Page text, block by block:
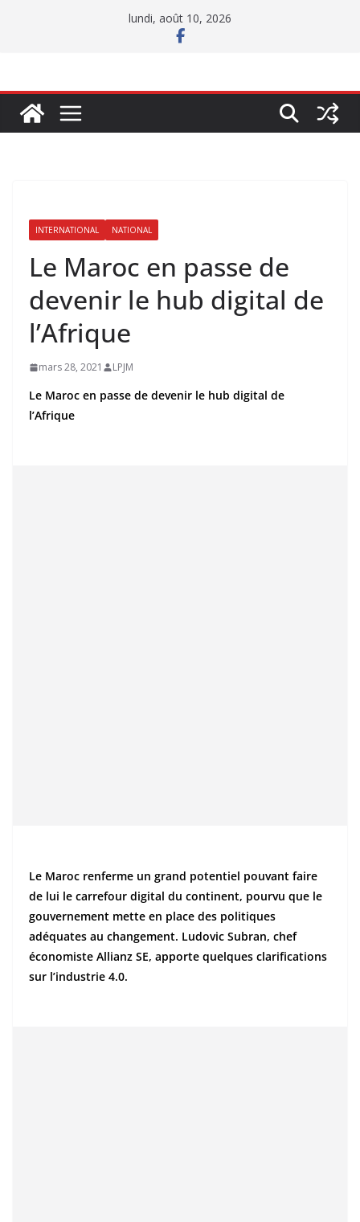
lundi, août 10, 2026
INTERNATIONAL NATIONAL
Le Maroc en passe de
devenir le hub digital de
l’Afrique
mars 28, 2021 LPJM
Le Maroc en passe de devenir le hub digital de
l’Afrique
Le Maroc renferme un grand potentiel pouvant faire
de lui le carrefour digital du continent, pourvu que le
gouvernement mette en place des politiques
adéquates au changement. Ludovic Subran, chef
économiste Allianz SE, apporte quelques clarifications
sur l’industrie 4.0.